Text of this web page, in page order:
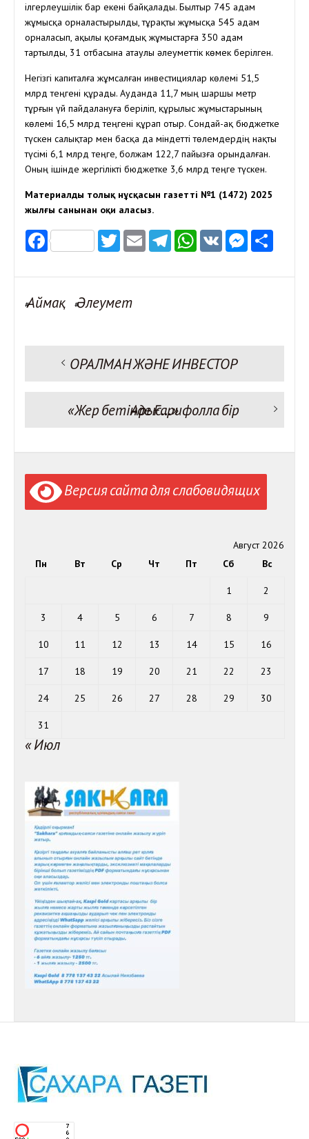
ілгерлеушілік бар екені байқалады. Былтыр 745 адам
жұмысқа орналастырылды, тұрақты жұмысқа 545 адам
орналасып, ақылы қоғамдық жұмыстарға 350 адам
тартылды, 31 отбасына атаулы әлеуметтік көмек берілген.
Негізгі капиталға жұмсалған инвестициялар көлемі 51,5
млрд теңгені құрады. Ауданда 11,7 мың шаршы метр
тұрғын үй пайдалануға беріліп, құрылыс жұмыстарының
көлемі 16,5 млрд теңгені құрап отыр. Сондай-ақ бюджетке
түскен салықтар мен басқа да міндетті төлемдердің нақты
түсімі 6,1 млрд теңге, болжам 122,7 пайызға орындалған.
Оның ішінде жергілікті бюджетке 3,6 млрд теңге түскен.
Материалдың толық нұсқасын газеттің №1 (1472) 2025
жылғы санынан оқи аласыз.
FacebookTwitter
EmailTelegram
WhatsApp
VK
#Аймақ #Әлеумет
Навигация
записям
Предыдущая запись:
ОРАЛМАН ЖӘНЕ ИНВЕСТОР
Следующая запись: «Жер бетінде Ғарифолла бір Арыс…»
Версия сайта для слабовидящих
Август 2026
Пн
Вт Ср Чт Пт Сб Вс
1 2
3 4 5 6 7 8 9
10 11 12 13 14 15 16
17 18 19 20 21 22 23
24 25 26 27 28 29 30
31
« Июл